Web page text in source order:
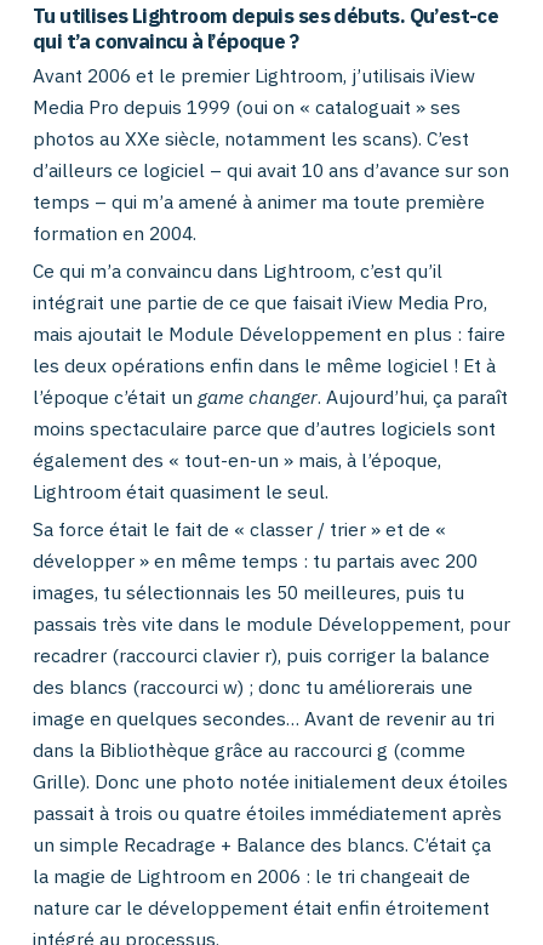
Tu utilises Lightroom depuis ses débuts. Qu’est-ce
qui t’a convaincu à l’époque ?
Avant 2006 et le premier Lightroom, j’utilisais iView
Media Pro depuis 1999 (oui on « cataloguait » ses
photos au XXe siècle, notamment les scans). C’est
d’ailleurs ce logiciel – qui avait 10 ans d’avance sur son
temps – qui m’a amené à animer ma toute première
formation en 2004.
Ce qui m’a convaincu dans Lightroom, c’est qu’il
intégrait une partie de ce que faisait iView Media Pro,
mais ajoutait le Module Développement en plus : faire
les deux opérations enfin dans le même logiciel ! Et à
l’époque c’était un game changer. Aujourd’hui, ça paraît
moins spectaculaire parce que d’autres logiciels sont
également des « tout-en-un » mais, à l’époque,
Lightroom était quasiment le seul.
Sa force était le fait de « classer / trier » et de «
développer » en même temps : tu partais avec 200
images, tu sélectionnais les 50 meilleures, puis tu
passais très vite dans le module Développement, pour
recadrer (raccourci clavier r), puis corriger la balance
des blancs (raccourci w) ; donc tu améliorerais une
image en quelques secondes… Avant de revenir au tri
dans la Bibliothèque grâce au raccourci g (comme
Grille). Donc une photo notée initialement deux étoiles
passait à trois ou quatre étoiles immédiatement après
un simple Recadrage + Balance des blancs. C’était ça
la magie de Lightroom en 2006 : le tri changeait de
nature car le développement était enfin étroitement
intégré au processus.